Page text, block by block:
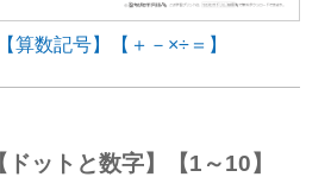
算数記号】【＋－×÷＝】
ットと数字】【1～10】